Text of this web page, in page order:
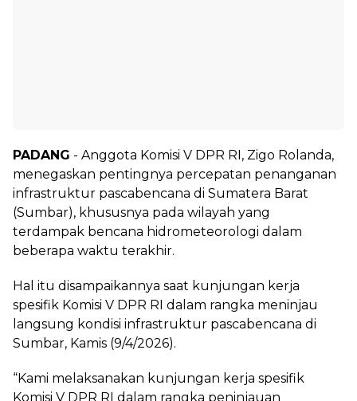
PADANG - Anggota Komisi V DPR RI, Zigo Rolanda,
menegaskan pentingnya percepatan penanganan
infrastruktur pascabencana di Sumatera Barat
(Sumbar), khususnya pada wilayah yang
terdampak bencana hidrometeorologi dalam
beberapa waktu terakhir.
Hal itu disampaikannya saat kunjungan kerja
spesifik Komisi V DPR RI dalam rangka meninjau
langsung kondisi infrastruktur pascabencana di
Sumbar, Kamis (9/4/2026).
“Kami melaksanakan kunjungan kerja spesifik
Komisi V DPR RI dalam rangka peninjauan